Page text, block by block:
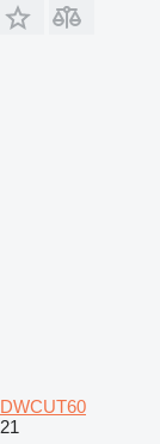
DWCUT60
21